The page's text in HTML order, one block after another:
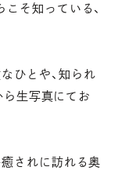
そ知っている、
ひとや、 知られ
生写真にてお
されに訪れる奥